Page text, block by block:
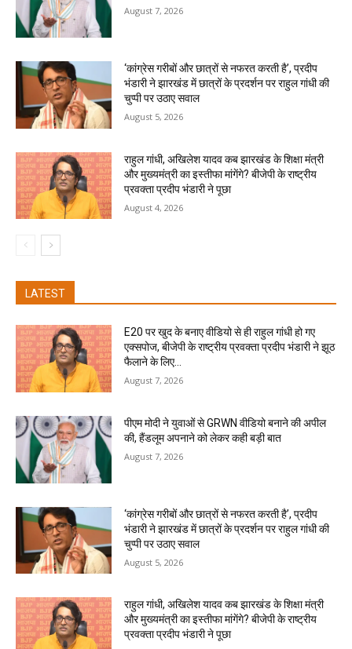
August 7, 2026
‘कांग्रेस गरीबों और छात्रों से नफरत करती है’, प्रदीप
भंडारी ने झारखंड में छात्रों के प्रदर्शन पर राहुल गांधी की
चुप्पी पर उठाए सवाल
August 5, 2026
राहुल गांधी, अखिलेश यादव कब झारखंड के शिक्षा मंत्री
और मुख्यमंत्री का इस्तीफा मांगेंगे? बीजेपी के राष्ट्रीय
प्रवक्ता प्रदीप भंडारी ने पूछा
August 4, 2026
LATEST
E20 पर खुद के बनाए वीडियो से ही राहुल गांधी हो गए
एक्सपोज, बीजेपी के राष्ट्रीय प्रवक्ता प्रदीप भंडारी ने झूठ
फैलाने के लिए...
August 7, 2026
पीएम मोदी ने युवाओं से GRWN वीडियो बनाने की अपील
की, हैंडलूम अपनाने को लेकर कही बड़ी बात
August 7, 2026
‘कांग्रेस गरीबों और छात्रों से नफरत करती है’, प्रदीप
भंडारी ने झारखंड में छात्रों के प्रदर्शन पर राहुल गांधी की
चुप्पी पर उठाए सवाल
August 5, 2026
राहुल गांधी, अखिलेश यादव कब झारखंड के शिक्षा मंत्री
और मुख्यमंत्री का इस्तीफा मांगेंगे? बीजेपी के राष्ट्रीय
प्रवक्ता प्रदीप भंडारी ने पूछा